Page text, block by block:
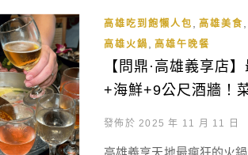
高雄吃到飽懶人包 高雄美食
高雄火鍋 高雄午晚餐
【問鼎·高雄義享店
+海鮮+9公尺酒牆！
發佈於 2025 年 11 月 11 日
高雄義享天地最瘋狂的火